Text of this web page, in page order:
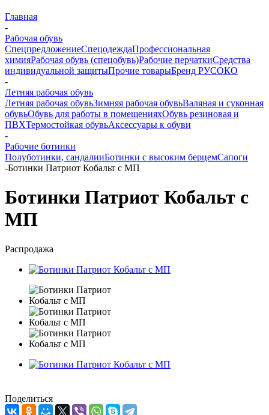
Главная
-
Рабочая обувь
СпецпредложениеСпецодеждаПрофессиональная
химияРабочая обувь (спецобувь)Рабочие перчаткиСредства
индивидуальной защитыПрочие товарыБренд РУСОКО
-
Летняя рабочая обувь
Летняя рабочая обувьЗимняя рабочая обувьВаляная и суконная
обувьОбувь для работы в помещенияхОбувь резиновая и
ПВХТермостойкая обувьАксессуары к обуви
-
Рабочие ботинки
Полуботинки, сандалииБотинки с высоким берцемСапоги
-Ботинки Патриот Кобальт с МП
Ботинки Патриот Кобальт с
МП
Распродажа
Поделиться